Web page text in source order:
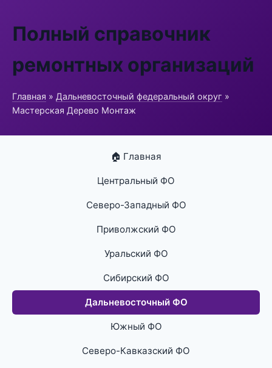
Полный справочник
ремонтных организаций
Главная » Дальневосточный федеральный округ »
Мастерская Дерево Монтаж
🏠 Главная
Центральный ФО
Северо-Западный ФО
Приволжский ФО
Уральский ФО
Сибирский ФО
Дальневосточный ФО
Южный ФО
Северо-Кавказский ФО